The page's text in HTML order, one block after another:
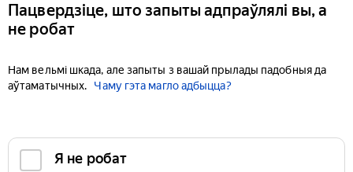
Пацвердзіце, што запыты адпраўлялі вы, а
не робат
Нам вельмі шкада, але запыты з вашай прылады падобныя да
аўтаматычных.
Чаму гэта магло адбыцца?
Я не робат